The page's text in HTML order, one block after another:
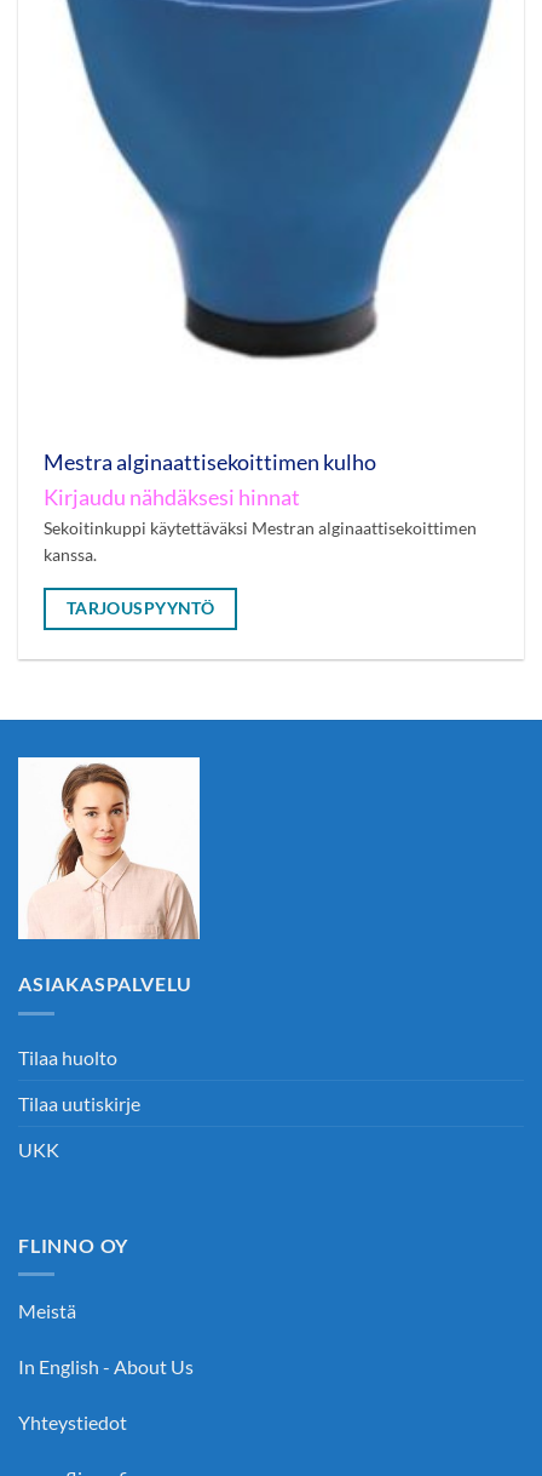
Mestra alginaattisekoittimen kulho
Kirjaudu nähdäksesi hinnat
Sekoitinkuppi käytettäväksi Mestran alginaattisekoittimen
kanssa.
TARJOUSPYYNTÖ
ASIAKASPALVELU
Tilaa huolto
Tilaa uutiskirje
UKK
FLINNO OY
Meistä
In English - About Us
Yhteystiedot